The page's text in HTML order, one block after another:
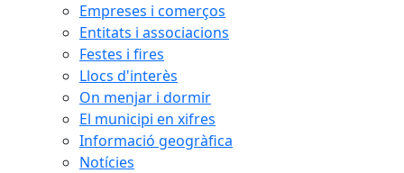
Empreses i comerços
Entitats i associacions
Festes i fires
Llocs d'interès
On menjar i dormir
El municipi en xifres
Informació geogràfica
Notícies